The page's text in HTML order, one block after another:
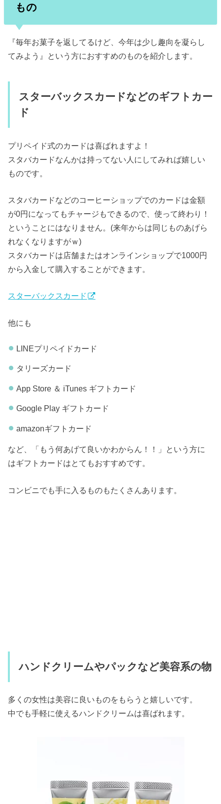
もの
『毎年お菓子を返してるけど、今年は少し趣向を凝らし
てみよう』という方におすすめのものを紹介します。
スターバックスカードなどのギフトカー
ド
プリペイド式のカードは喜ばれますよ！
スタバカードなんかは持ってない人にしてみれば嬉しい
ものです。
スタバカードなどのコーヒーショップでのカードは金額
が0円になってもチャージもできるので、使って終わり！
ということにはなりません。(来年からは同じものあげら
れなくなりますがｗ)
スタバカードは店舗またはオンラインショップで1000円
から入金して購入することができます。
スターバックスカード
他にも
LINEプリペイドカード
タリーズカード
App Store ＆ iTunes ギフトカード
Google Play ギフトカード
amazonギフトカード
など、「もう何あげて良いかわからん！！」という方に
はギフトカードはとてもおすすめです。
コンビニでも手に入るものもたくさんあります。
ハンドクリームやパックなど美容系の物
多くの女性は美容に良いものをもらうと嬉しいです。
中でも手軽に使えるハンドクリームは喜ばれます。